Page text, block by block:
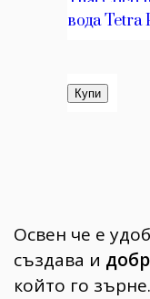
Освен че е
създава и
който го зърне.